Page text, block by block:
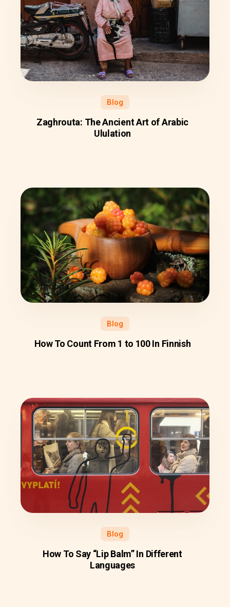
Blog
Zaghrouta: The Ancient Art of Arabic
Ululation
Blog
How To Count From 1 to 100 In Finnish
Blog
How To Say “Lip Balm” In Different
Languages